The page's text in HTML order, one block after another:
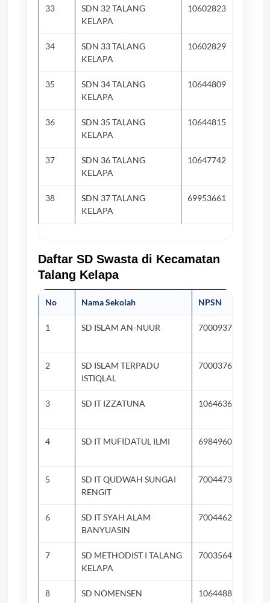
33
SDN 32 TALANG
KELAPA
10602823
34
SDN 33 TALANG
KELAPA
10602829
35
SDN 34 TALANG
KELAPA
10644809
36
SDN 35 TALANG
KELAPA
10644815
37
SDN 36 TALANG
KELAPA
10647742
38
SDN 37 TALANG
KELAPA
69953661
Daftar SD Swasta di Kecamatan
Talang Kelapa
No Nama Sekolah NPSN
1 SD ISLAM AN-NUUR 70009371
2
SD ISLAM TERPADU
ISTIQLAL
70003768
3 SD IT IZZATUNA 10646363
4 SD IT MUFIDATUL ILMI 69849608
5
SD IT QUDWAH SUNGAI
RENGIT
70044738
6
SD IT SYAH ALAM
BANYUASIN
70044620
7
SD METHODIST I TALANG
KELAPA
70035647
8 SD NOMENSEN 10644882